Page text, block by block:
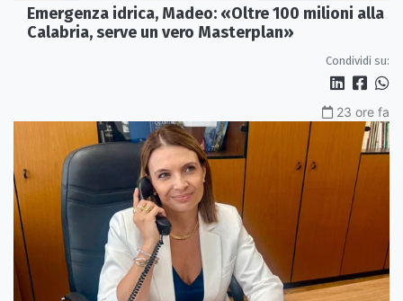
Emergenza idrica, Madeo: «Oltre 100 milioni alla
Calabria, serve un vero Masterplan»
Condividi su:
23 ore fa